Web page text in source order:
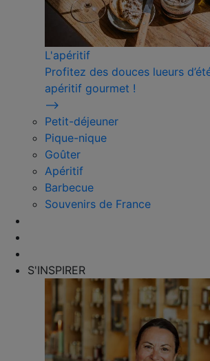
L'apéritif
Profitez des douces lueurs
apéritif gourmet !
⟶
Petit-déjeuner
Pique-nique
Goûter
Apéritif
Barbecue
Souvenirs de France
S'INSPIRER